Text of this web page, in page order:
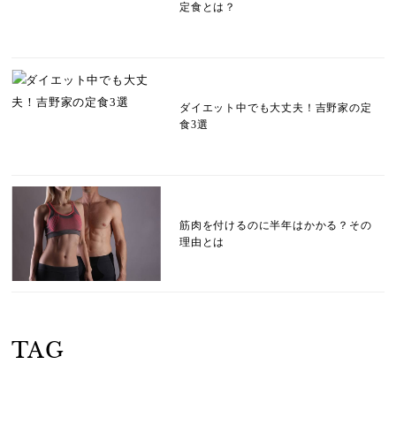
定食とは？
ダイエット中でも大丈夫！吉野家の定
食3選
筋肉を付けるのに半年はかかる？その
理由とは
TAG